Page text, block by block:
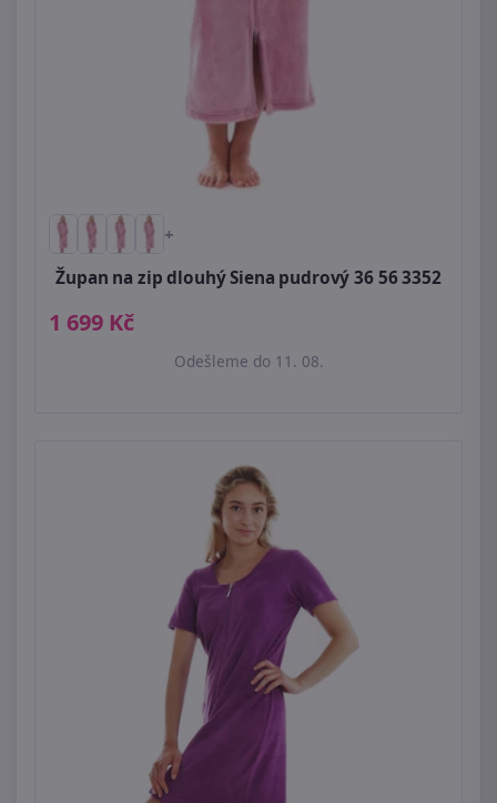
+
Župan na zip dlouhý Siena pudrový 36 56 3352
1 699 Kč
Odešleme do 11. 08.